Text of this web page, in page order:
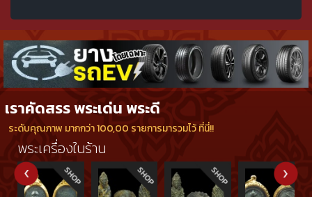
เราคัดสรร พระเด่น พระดี
ระดับคุณภาพ มากกว่า 100,00 รายการมารวมไว้ ที่นี่!!
พระเครื่องในร้าน